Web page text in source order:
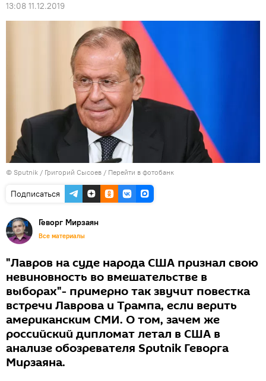
13:08 11.12.2019
© Sputnik / Григорий Сысоев / Перейти в фотобанк
Подписаться
Геворг Мирзаян
Все материалы
"Лавров на суде народа США признал свою
невиновность во вмешательстве в
выборах"- примерно так звучит повестка
встречи Лаврова и Трампа, если верить
американским СМИ. О том, зачем же
российский дипломат летал в США в
анализе обозревателя Sputnik Геворга
Мирзаяна.